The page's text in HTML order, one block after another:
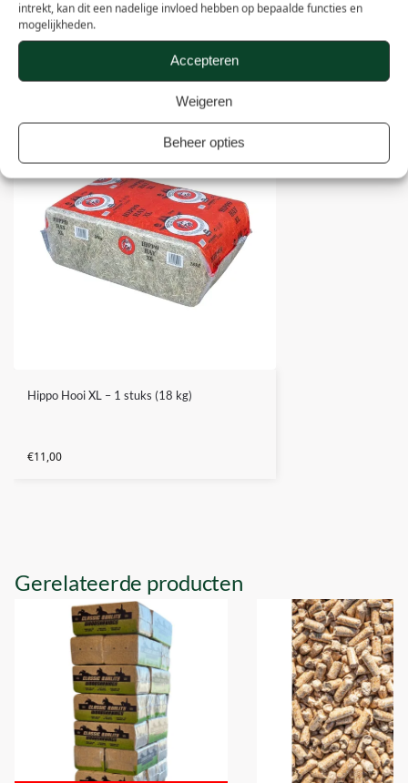
intrekt, kan dit een nadelige invloed hebben op bepaalde functies en
mogelijkheden.
Accepteren
Weigeren
Beheer opties
Anderen kochten ook
Hippo Hooi XL – 1 stuks (18 kg)
€11,00
Leverancier
Gerelateerde producten